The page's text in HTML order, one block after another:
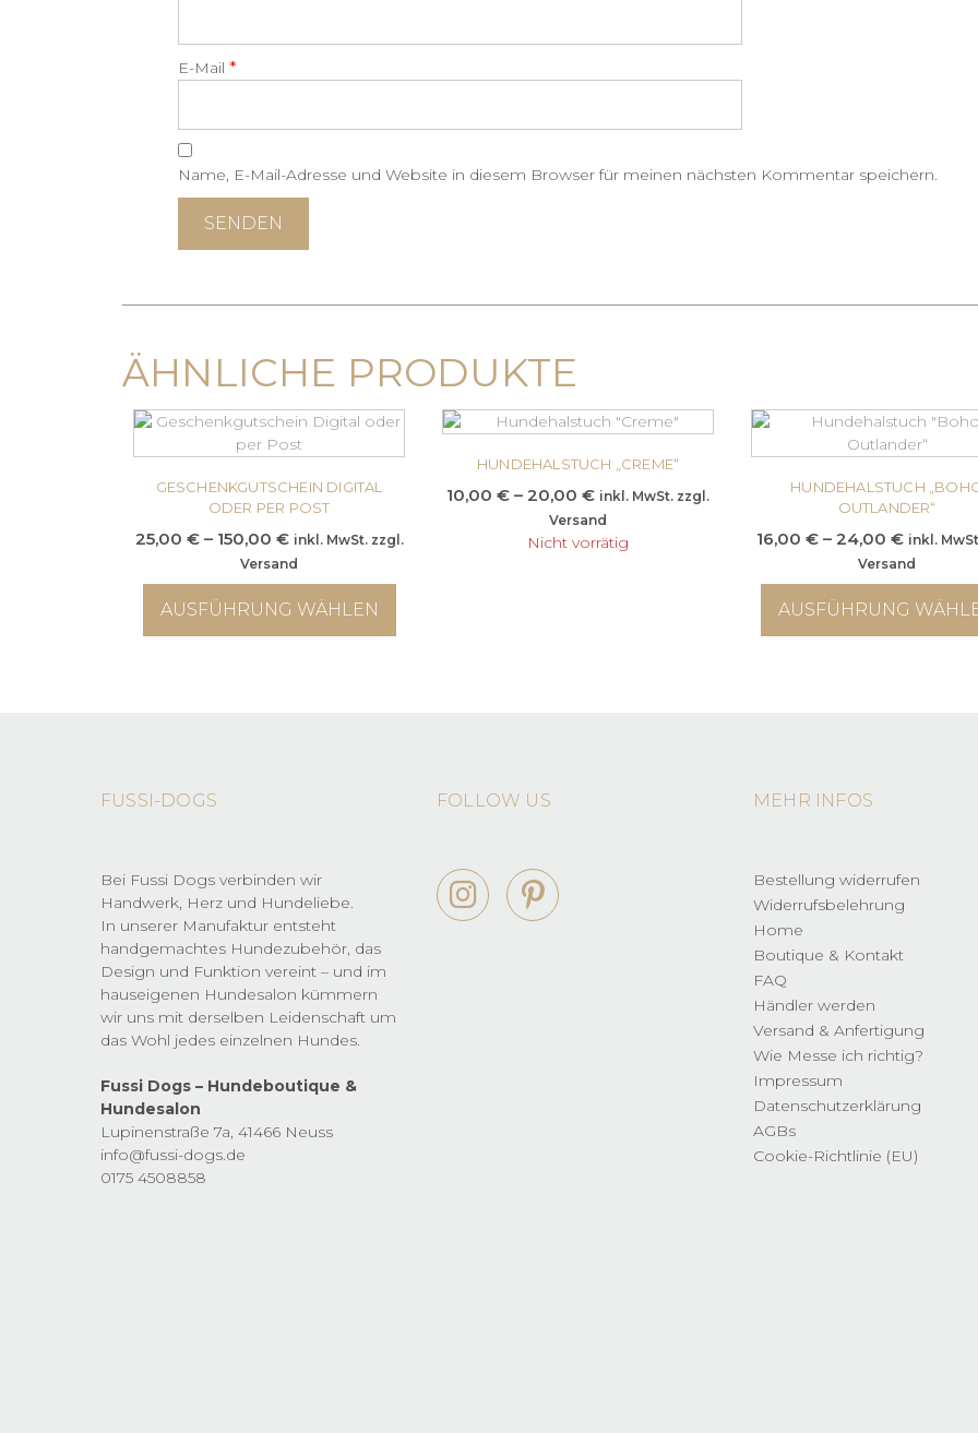
E-Mail*
Name, E-Mail-Adresse und Website in diesem Browser für meinen nächsten Kommentar speichern.
ÄHNLICHE PRODUKTE
GESCHENKGUTSCHEIN DIGITAL
ODER PER POST
25,00 € – 150,00 €Preisspanne:
25,00 €
bis
150,00 €
inkl. MwSt. zzgl.
Versand
AUSFÜHRUNG WÄHLEN
der
Produktseite
gewählt
werden
HUNDEHALSTUCH „CREME“
10,00€ –20,00€Preisspanne:
10,00 €
bis
inkl. MwSt. zzgl.
Versand
Nicht vorrätig
Dieses
Optionen
HUNDEHALSTUCH
OUTLANDER“
16,00 € – 24,00 €
16,00 €
bis
24,00 €
inkl.
Versand
AUSFÜHRUNG
der
Produktseite
FUSSI-DOGS
Bei Fussi Dogs verbinden wir
Handwerk, Herz und Hundeliebe.
In unserer Manufaktur entsteht
handgemachtes Hundezubehör, das
Design und Funktion vereint – und im
hauseigenen Hundesalon kümmern
wir uns mit derselben Leidenschaft um
das Wohl jedes einzelnen Hundes.
Fussi Dogs – Hundeboutique &
Hundesalon
Lupinenstraße 7a, 41466 Neuss
info@fussi-dogs.de
0175 4508858
FOLLOW US MEHR INFOS
Bestellung widerrufen
Widerrufsbelehrung
Home
Boutique & Kontakt
FAQ
Händler werden
Versand & Anfertigung
Wie Messe ich richtig?
Impressum
Datenschutzerklärung
AGBs
Cookie-Richtlinie (EU)